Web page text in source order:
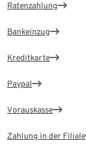
Ratenzahlung
Bankeinzug
Kreditkarte
Paypal
Vorauskasse
Zahlung in der Filiale